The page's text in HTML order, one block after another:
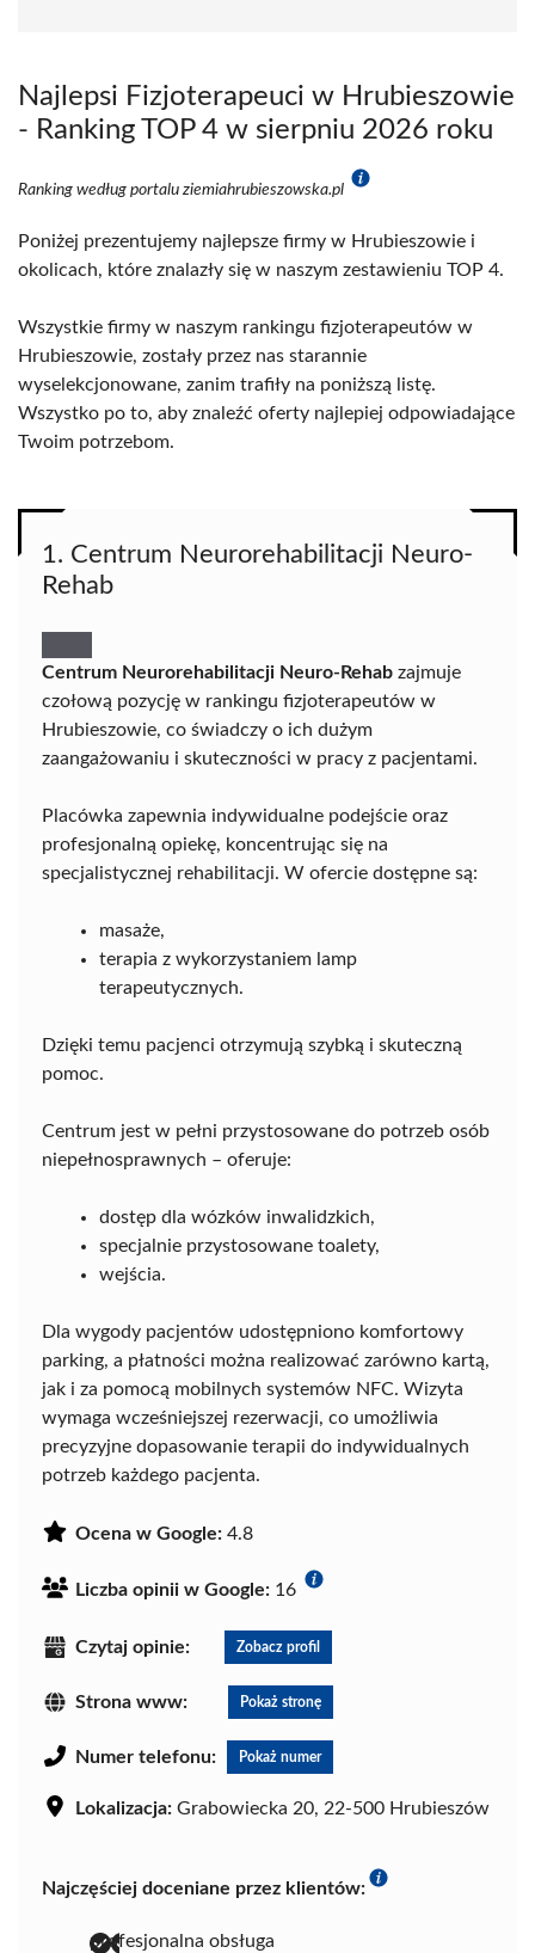
Najlepsi Fizjoterapeuci w Hrubieszowie
- Ranking TOP 4 w sierpniu 2026 roku
Ranking według portalu ziemiahrubieszowska.pl
Poniżej prezentujemy najlepsze firmy w Hrubieszowie i
okolicach, które znalazły się w naszym zestawieniu TOP 4.
Wszystkie firmy w naszym rankingu fizjoterapeutów w
Hrubieszowie, zostały przez nas starannie
wyselekcjonowane, zanim trafiły na poniższą listę.
Wszystko po to, aby znaleźć oferty najlepiej odpowiadające
Twoim potrzebom.
1. Centrum Neurorehabilitacji Neuro-
Rehab
Centrum Neurorehabilitacji Neuro-Rehab zajmuje
czołową pozycję w rankingu fizjoterapeutów w
Hrubieszowie, co świadczy o ich dużym
zaangażowaniu i skuteczności w pracy z pacjentami.
Placówka zapewnia indywidualne podejście oraz
profesjonalną opiekę, koncentrując się na
specjalistycznej rehabilitacji. W ofercie dostępne są:
masaże,
terapia z wykorzystaniem lamp
terapeutycznych.
Dzięki temu pacjenci otrzymują szybką i skuteczną
pomoc.
Centrum jest w pełni przystosowane do potrzeb osób
niepełnosprawnych – oferuje:
dostęp dla wózków inwalidzkich,
specjalnie przystosowane toalety,
wejścia.
Dla wygody pacjentów udostępniono komfortowy
parking, a płatności można realizować zarówno kartą,
jak i za pomocą mobilnych systemów NFC. Wizyta
wymaga wcześniejszej rezerwacji, co umożliwia
precyzyjne dopasowanie terapii do indywidualnych
potrzeb każdego pacjenta.
Ocena w Google: 4.8
Liczba opinii w Google: 16
Czytaj opinie: Zobacz profil
Strona www: Pokaż stronę
Numer telefonu: Pokaż numer
Lokalizacja: Grabowiecka 20, 22-500 Hrubieszów
Najczęściej doceniane przez klientów:
profesjonalna obsługa